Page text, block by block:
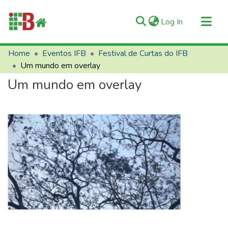
Log In (current)
Communities & Collections
All of RIIFB
Manuals and Terms
About RIIFB
Help
Contacts
Home Eventos IFB
Festival de Curtas do IFB
Um mundo em overlay
Um mundo em overlay